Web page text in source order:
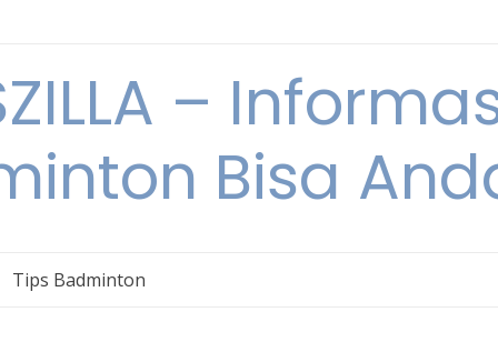
–
Bisa
Tips Badminton